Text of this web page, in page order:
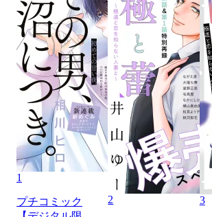
1
プチコミック
2 3